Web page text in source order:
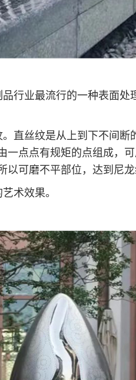
行业最流行的一种表面处
直丝纹是从上到下不间断
一点点有规矩的点组成，
可磨不平部位，达到尼龙
术效果。